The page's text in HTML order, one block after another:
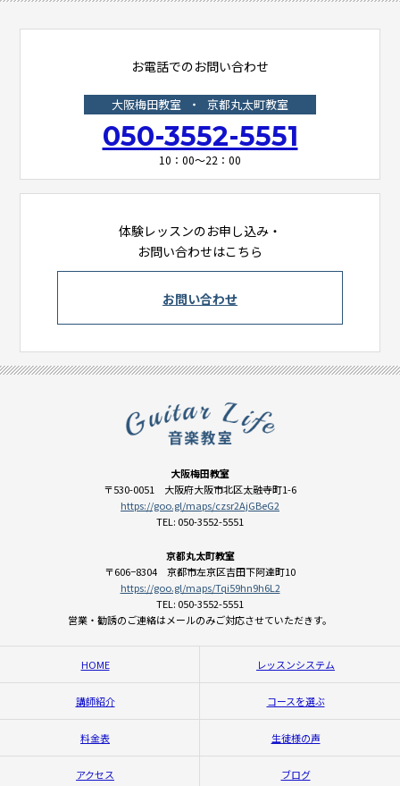
お電話でのお問い合わせ
大阪梅田教室 ・ 京都丸太町教室
050-3552-5551
10：00～22：00
体験レッスンのお申し込み・
お問い合わせはこちら
お問い合わせ
大阪梅田教室
〒530-0051 大阪府大阪市北区太融寺町1-6
https://goo.gl/maps/czsr2AjGBeG2
TEL: 050-3552-5551
京都丸太町教室
〒606−8304 京都市左京区吉田下阿達町10
https://goo.gl/maps/Tqi59hn9h6L2
TEL: 050-3552-5551
営業・勧誘のご連絡はメールのみご対応させていただきす。
HOME レッスンシステム
講師紹介 コースを選ぶ
料金表 生徒様の声
アクセス ブログ